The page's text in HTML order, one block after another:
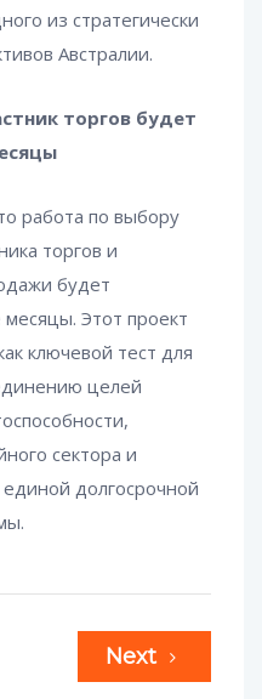
из стратегически
Австралии.
торгов будет
работа по выбору
торгов и
будет
Этот проект
ключевой тест для
целей
сектора и
долгосрочной
Next